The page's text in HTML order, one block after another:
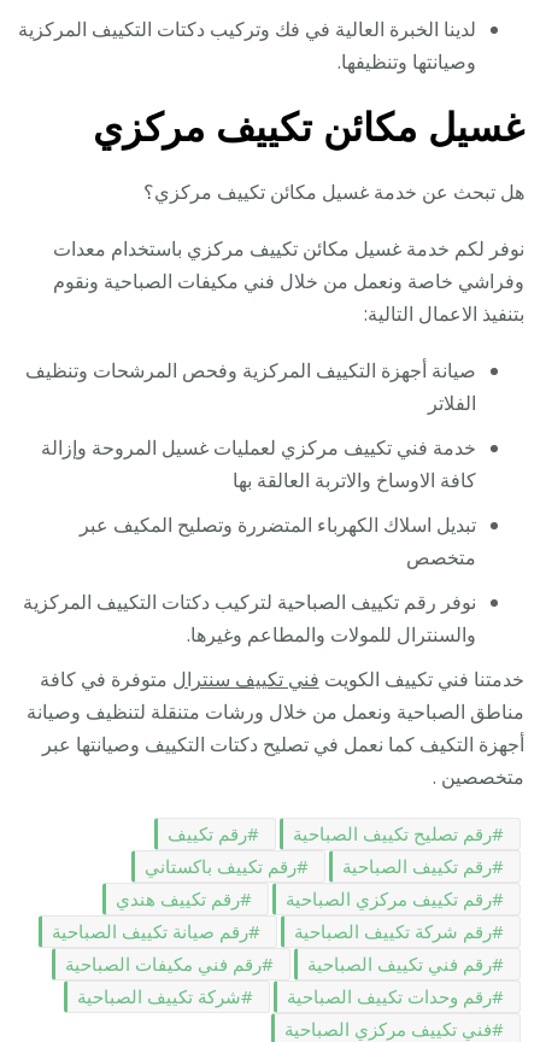
لدينا الخبرة العالية في فك وتركيب دكتات التكييف المركزية
وصيانتها وتنظيفها.
غسيل مكائن تكييف مركزي
هل تبحث عن خدمة غسيل مكائن تكييف مركزي؟
نوفر لكم خدمة غسيل مكائن تكييف مركزي باستخدام معدات
وفراشي خاصة ونعمل من خلال فني مكيفات الصباحية ونقوم
بتنفيذ الاعمال التالية:
صيانة أجهزة التكييف المركزية وفحص المرشحات وتنظيف
الفلاتر
خدمة فني تكييف مركزي لعمليات غسيل المروحة وإزالة
كافة الاوساخ والاتربة العالقة بها
تبديل اسلاك الكهرباء المتضررة وتصليح المكيف عبر
متخصص
نوفر رقم تكييف الصباحية لتركيب دكتات التكييف المركزية
والسنترال للمولات والمطاعم وغيرها.
خدمتنا فني تكييف الكويت فني تكييف سنترال متوفرة في كافة
مناطق الصباحية ونعمل من خلال ورشات متنقلة لتنظيف وصيانة
أجهزة التكيف كما نعمل في تصليح دكتات التكييف وصيانتها عبر
متخصصين .
رقم تصليح تكييف الصباحية
رقم تكييف
رقم تكييف الصباحية
رقم تكييف باكستاني
رقم تكييف مركزي الصباحية
رقم تكييف هندي
رقم شركة تكييف الصباحية
رقم صيانة تكييف الصباحية
رقم فني تكييف الصباحية
رقم فني مكيفات الصباحية
رقم وحدات تكييف الصباحية
شركة تكييف الصباحية
فني تكييف مركزي الصباحية